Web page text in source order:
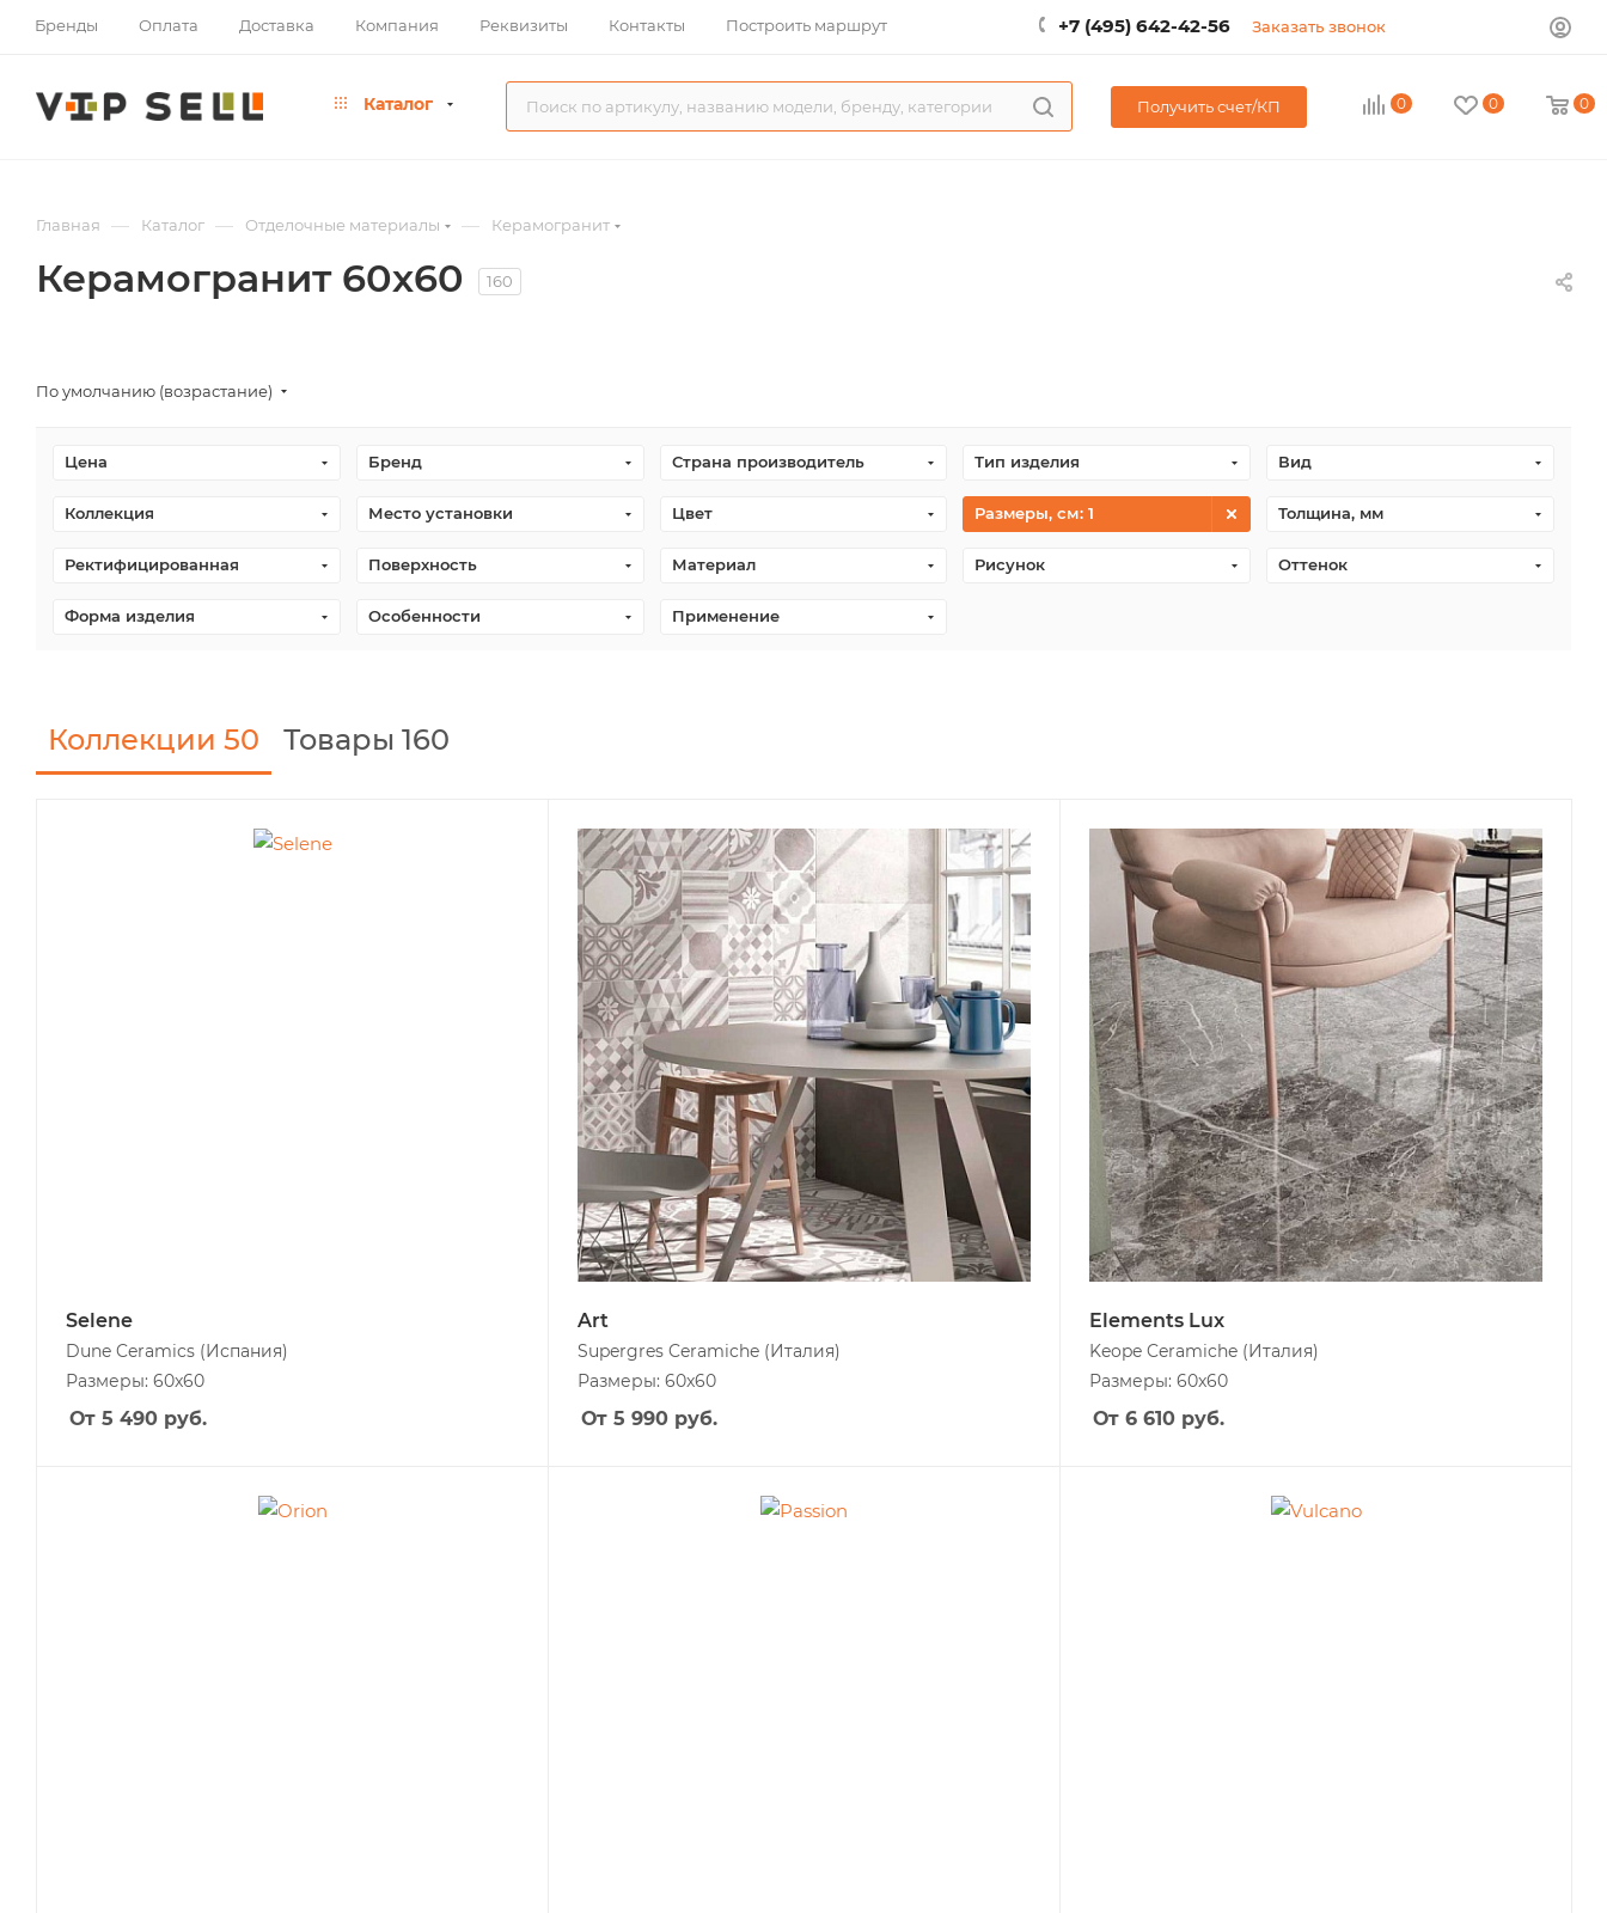
Бренды Оплата Доставка Компания Реквизиты Контакты Построить маршрут +7 (495) 642-42-56 Заказать звонок
Каталог Получить счет/КП 0 0 0
Главная — Каталог — Отделочные материалы — Керамогранит
Керамогранит 60х60 160
По умолчанию (возрастание)
Цена Бренд Страна производитель Тип изделия Вид
Коллекция Место установки Цвет Размеры, см: 1 Толщина, мм
Ректифицированная Поверхность Материал Рисунок Оттенок
Форма изделия Особенности Применение
Коллекции 50 Товары 160
Selene
Dune Ceramics (Испания)
Размеры: 60x60
От 5 490 руб.
Art
Supergres Ceramiche (Италия)
Размеры: 60x60
От 5 990 руб.
Elements Lux
Keope Ceramiche (Италия)
Размеры: 60x60
От 6 610 руб.